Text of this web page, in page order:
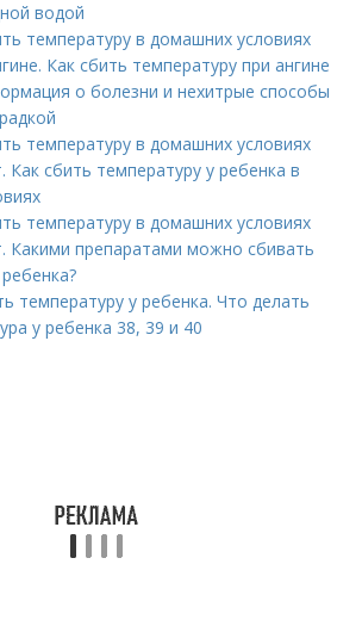
водой
температуру в домашних условиях
Как сбить температуру при ангине
о болезни и нехитрые способы
температуру в домашних условиях
Как сбить температуру у ребенка в
температуру в домашних условиях
Какими препаратами можно сбивать
температуру у ребенка. Что делать
у ребенка 38, 39 и 40